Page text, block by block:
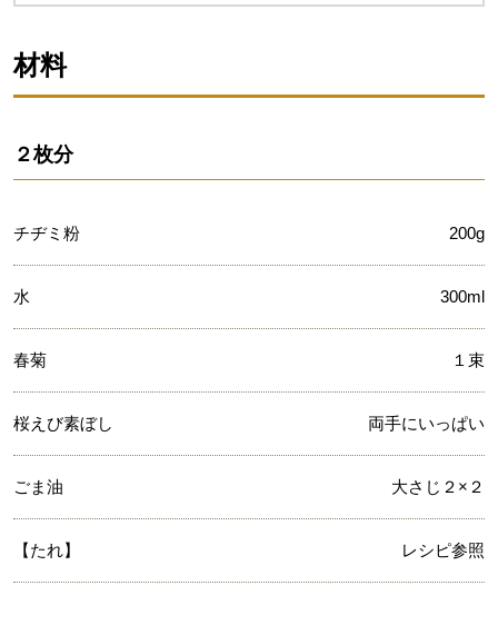
材料
２枚分
チヂミ粉 200g
水 300ml
春菊 １束
桜えび素ぼし 両手にいっぱい
ごま油 大さじ２×２
【たれ】 レシピ参照